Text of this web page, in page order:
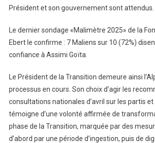
Président et son gouvernement sont attendus.
Le dernier sondage «Malimètre 2025» de la
Ebert le confirme : 7 Maliens sur 10 (72%)
confiance à Assimi Goïta.
Le Président de la Transition demeure ainsi
processus en cours. Son choix d’agir les
consultations nationales d’avril sur les partis et
témoigne d’une volonté affirmée de
phase de la Transition, marquée par des
d’abord par une période d’ingestion, puis de